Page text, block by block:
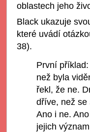
oblastech jeho
Black ukazuje
které uvádí
38).
První
než byla
řekl, že ne.
dříve, než se
Ano i ne.
jejich